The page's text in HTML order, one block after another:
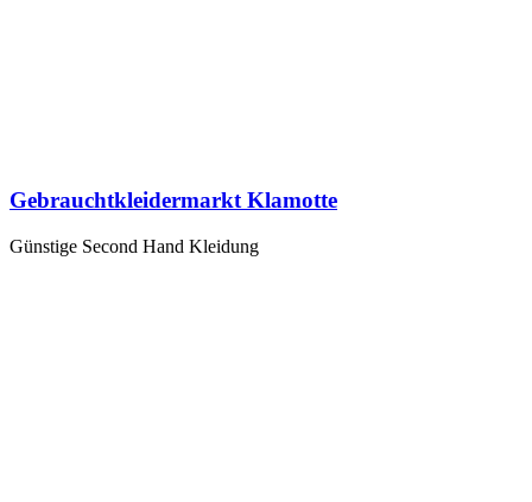
Gebrauchtkleidermarkt Klamotte
Günstige Second Hand Kleidung